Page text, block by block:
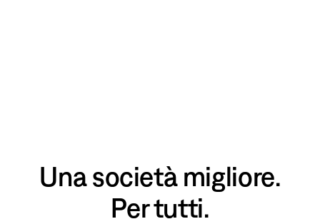
Una società migliore.
Per tutti.